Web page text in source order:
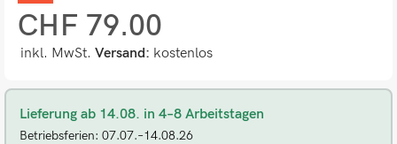
CHF 79.00
inkl. MwSt. Versand: kostenlos
Lieferung ab 14.08. in 4–8 Arbeitstagen
Betriebsferien: 07.07.–14.08.26